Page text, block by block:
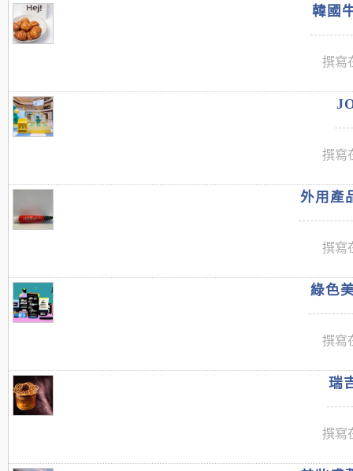
韓國
撰寫
撰寫
外用產
撰寫
綠色
撰寫
瑞
撰寫